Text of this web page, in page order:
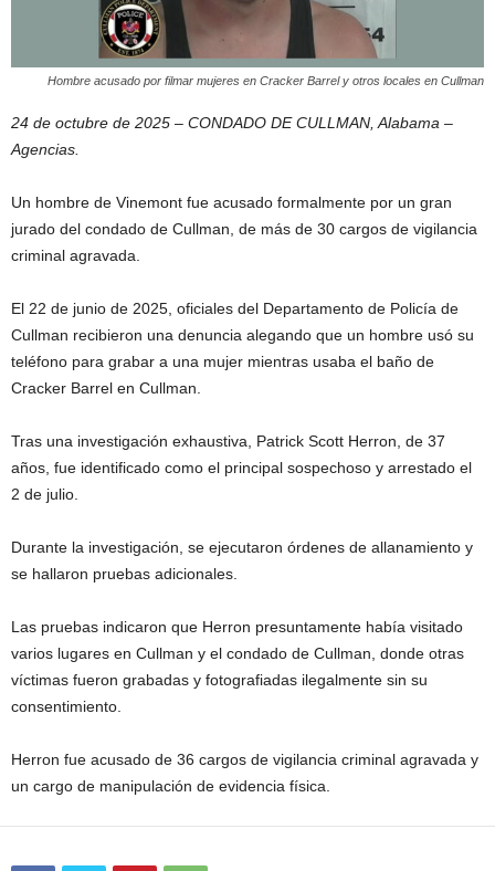
Hombre acusado por filmar mujeres en Cracker Barrel y otros locales en Cullman
24 de octubre de 2025 – CONDADO DE CULLMAN, Alabama –
Agencias.
Un hombre de Vinemont fue acusado formalmente por un gran
jurado del condado de Cullman, de más de 30 cargos de vigilancia
criminal agravada.
El 22 de junio de 2025, oficiales del Departamento de Policía de
Cullman recibieron una denuncia alegando que un hombre usó su
teléfono para grabar a una mujer mientras usaba el baño de
Cracker Barrel en Cullman.
Tras una investigación exhaustiva, Patrick Scott Herron, de 37
años, fue identificado como el principal sospechoso y arrestado el
2 de julio.
Durante la investigación, se ejecutaron órdenes de allanamiento y
se hallaron pruebas adicionales.
Las pruebas indicaron que Herron presuntamente había visitado
varios lugares en Cullman y el condado de Cullman, donde otras
víctimas fueron grabadas y fotografiadas ilegalmente sin su
consentimiento.
Herron fue acusado de 36 cargos de vigilancia criminal agravada y
un cargo de manipulación de evidencia física.